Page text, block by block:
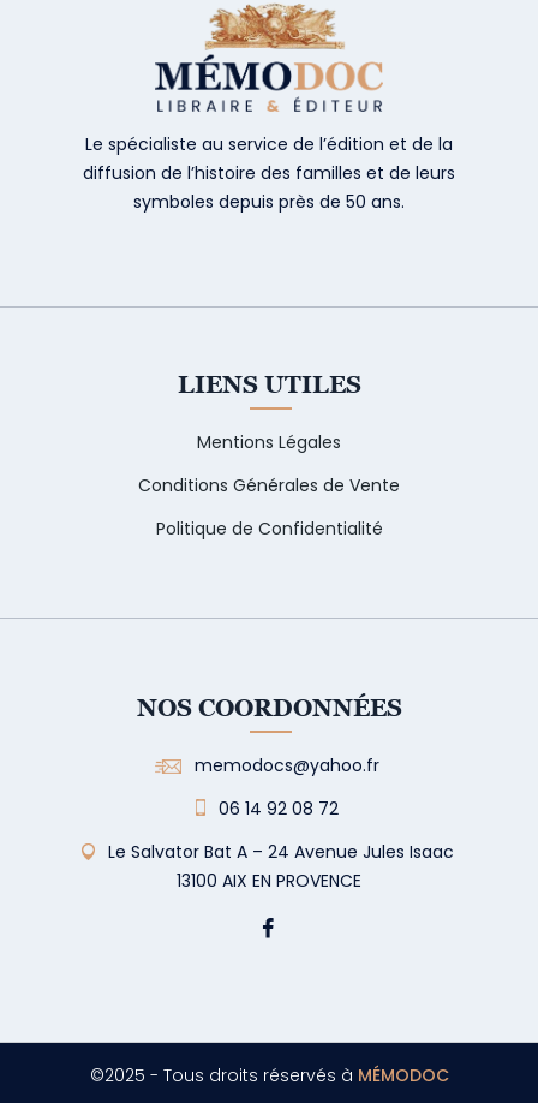
Le spécialiste au service de l’édition et de la
diffusion de l’histoire des familles et de leurs
symboles depuis près de 50 ans.
LIENS UTILES
Mentions Légales
Conditions Générales de Vente
Politique de Confidentialité
NOS COORDONNÉES
memodocs@yahoo.fr
06 14 92 08 72
Le Salvator Bat A – 24 Avenue Jules Isaac
13100 AIX EN PROVENCE
©2025 - Tous droits réservés à MÉMODOC